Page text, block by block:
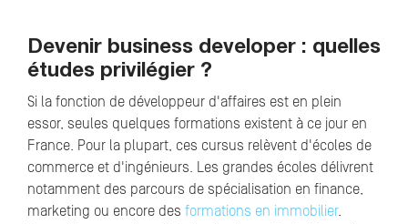
Devenir business developer : quelles
études privilégier ?
Si la fonction de développeur d'affaires est en plein
essor, seules quelques formations existent à ce jour en
France. Pour la plupart, ces cursus relèvent d'écoles de
commerce et d'ingénieurs. Les grandes écoles délivrent
notamment des parcours de spécialisation en finance,
marketing ou encore des formations en immobilier.